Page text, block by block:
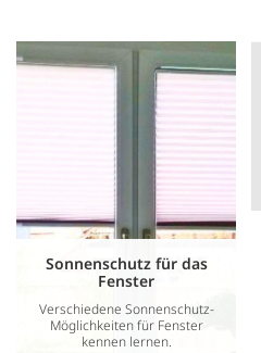
Sonnenschutz für das
Fenster
Verschiedene Sonnenschutz-
Möglichkeiten für Fenster
kennen lernen.